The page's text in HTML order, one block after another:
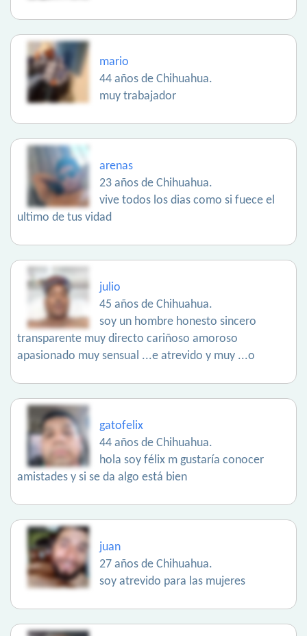
mario
44 años de Chihuahua.
muy trabajador
arenas
23 años de Chihuahua.
vive todos los dias como si fuece el
ultimo de tus vidad
julio
45 años de Chihuahua.
soy un hombre honesto sincero
transparente muy directo cariñoso amoroso
apasionado muy sensual ...e atrevido y muy ...o
gatofelix
44 años de Chihuahua.
hola soy félix m gustaría conocer
amistades y si se da algo está bien
juan
27 años de Chihuahua.
soy atrevido para las mujeres